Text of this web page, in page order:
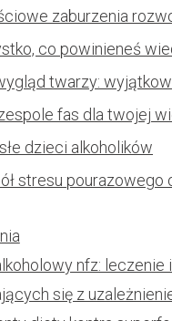
zaburzenia
co powinieneś
twarzy:
fas dla twojej
dzieci alkoholików
stresu pourazowego
nfz: leczenie
się z